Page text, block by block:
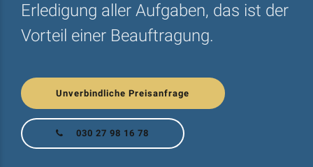
Erledigung aller Aufgaben, das ist der
Vorteil einer Beauftragung.
Unverbindliche Preisanfrage
030 27 98 16 78